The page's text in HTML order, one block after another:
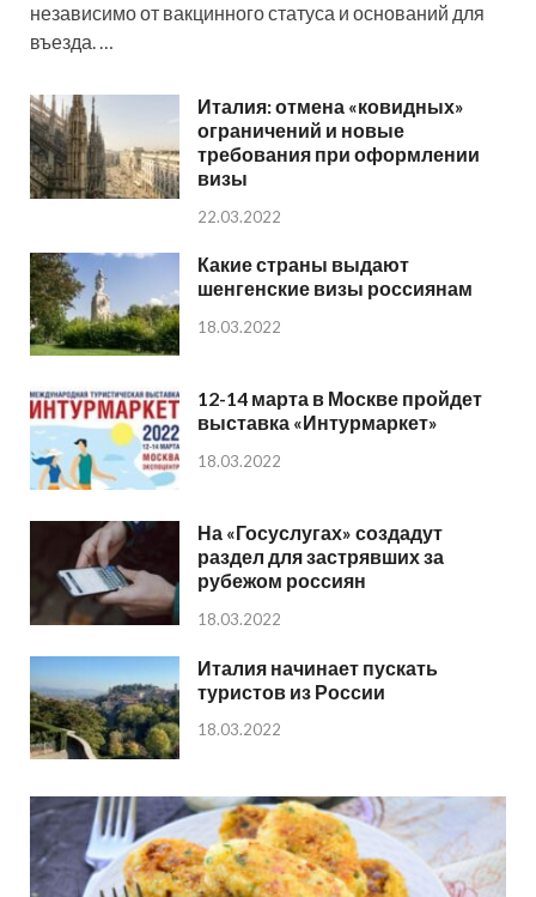
независимо от вакцинного статуса и оснований для
въезда. …
Италия: отмена «ковидных»
ограничений и новые
требования при оформлении
визы
22.03.2022
Какие страны выдают
шенгенские визы россиянам
18.03.2022
12-14 марта в Москве пройдет
выставка «Интурмаркет»
18.03.2022
На «Госуслугах» создадут
раздел для застрявших за
рубежом россиян
18.03.2022
Италия начинает пускать
туристов из России
18.03.2022